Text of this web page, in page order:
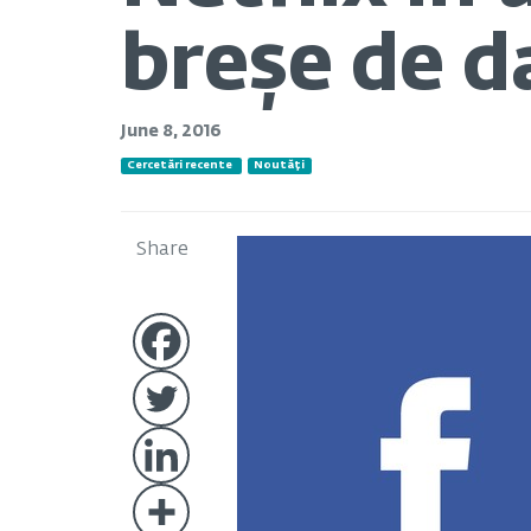
breșe de
June 8, 2016
Cercetări recente Noutăți
Share